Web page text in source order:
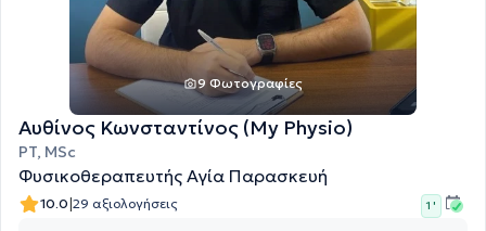
9 Φωτογραφίες
Αυθίνος Κωνσταντίνος (My Physio)
PT, MSc
Φυσικοθεραπευτής Αγία Παρασκευή
10.0|29 αξιολογήσεις 1 '